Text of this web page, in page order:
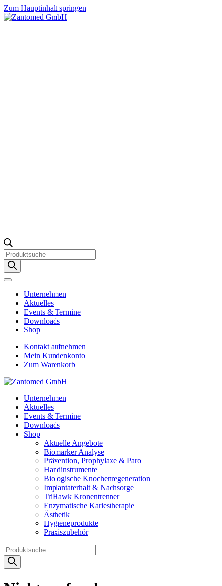
Zum Hauptinhalt springen
Products
search
Unternehmen
Aktuelles
Events & Termine
Downloads
Shop
Kontakt aufnehmen
Mein Kundenkonto
Zum Warenkorb
Unternehmen
Aktuelles
Events & Termine
Downloads
Shop
Aktuelle Angebote
Biomarker Analyse
Prävention, Prophylaxe & Paro
Handinstrumente
Biologische Knochenregeneration
Implantaterhalt & Nachsorge
TriHawk Kronentrenner
Enzymatische Kariestherapie
Ästhetik
Hygieneprodukte
Praxiszubehör
Products
search